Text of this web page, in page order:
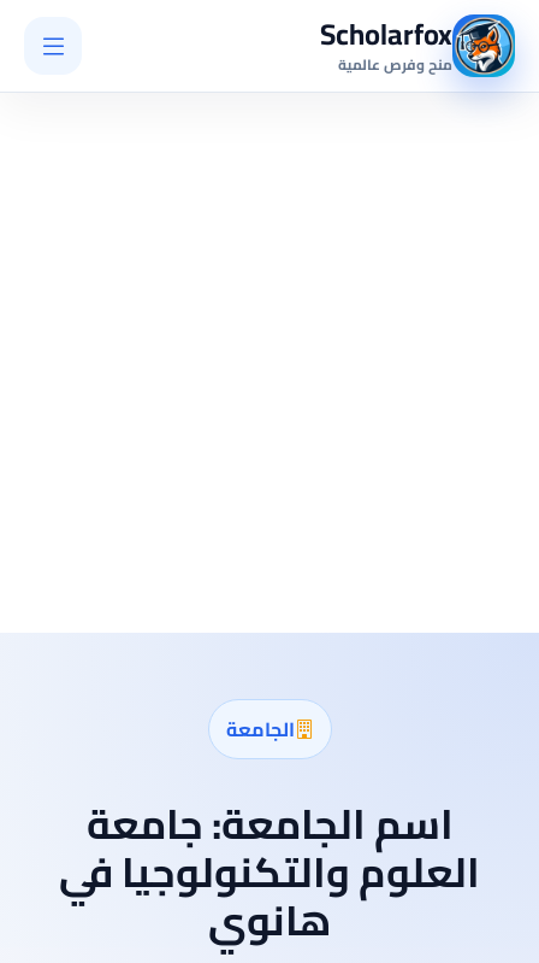
Scholarfox
منح وفرص عالمية
الجامعة
اسم الجامعة:جامعة
العلوم والتكنولوجيا في
هانوي